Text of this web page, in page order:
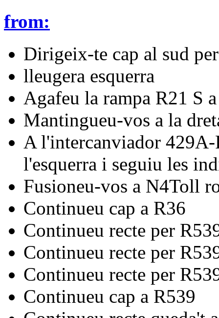
from:
Dirigeix-te cap al sud
lleugera esquerra
Agafeu la rampa R21 S
Mantingueu-vos a la
A l'intercanviador
l'esquerra i seguiu les
Fusioneu-vos a N4Toll
Continueu cap a R36
Continueu recte per
Continueu recte per
Continueu recte per
Continueu cap a R539